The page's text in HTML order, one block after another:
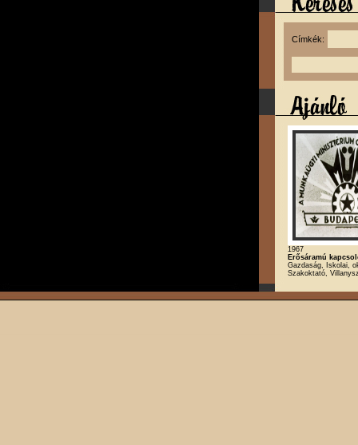
Címkék:
1967
Erősáramú
Gazdaság, Iskolai,
Szakoktató,